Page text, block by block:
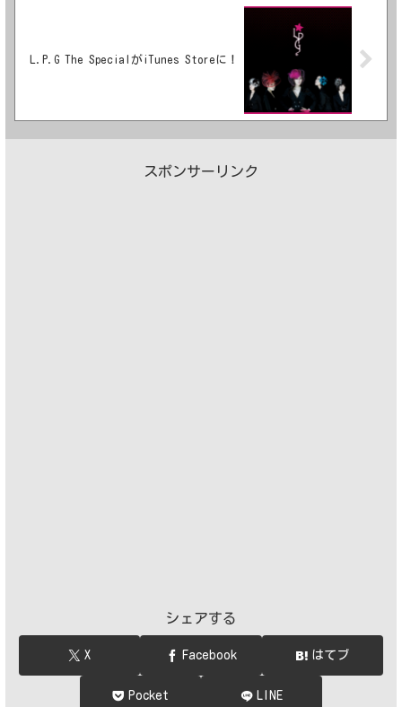
L.P.G The SpecialがiTunes Storeに！
スポンサーリンク
シェアする
X Facebook はてブ
Pocket LINE